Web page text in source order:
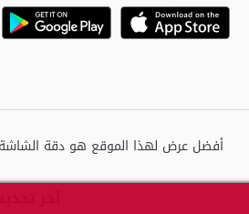
Google
Playstore